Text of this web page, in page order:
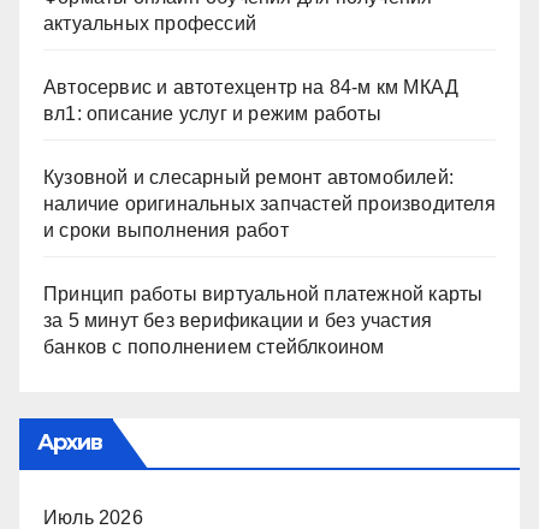
актуальных профессий
Автосервис и автотехцентр на 84-м км МКАД
вл1: описание услуг и режим работы
Кузовной и слесарный ремонт автомобилей:
наличие оригинальных запчастей производителя
и сроки выполнения работ
Принцип работы виртуальной платежной карты
за 5 минут без верификации и без участия
банков с пополнением стейблкоином
Архив
Июль 2026